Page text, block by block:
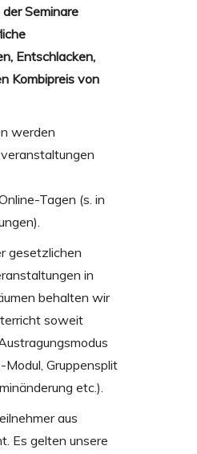
Seminare
Entschlacken,
Kombipreis von
werden
Tagen (s. in
gesetzlichen
in
behalten wir
soweit
Gruppensplit
etc.).
aus
Es gelten unsere